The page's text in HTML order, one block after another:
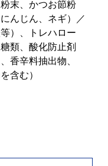
末、かつお節粉
んじん、ネギ）／
）、トレハロー
類、酸化防止剤
香辛料抽出物、
含む）